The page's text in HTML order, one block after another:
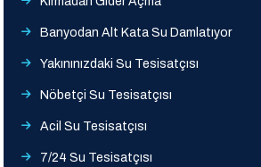
Banyodan Alt Kata Su Damlatıyor
Yakınınızdaki Su Tesisatçısı
Nöbetçi Su Tesisatçısı
Acil Su Tesisatçısı
7/24 Su Tesisatçısı